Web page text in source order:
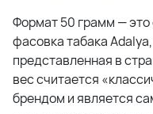
Формат 50 грамм — это
фасовка табака
представленная в
вес считается
брендом и является